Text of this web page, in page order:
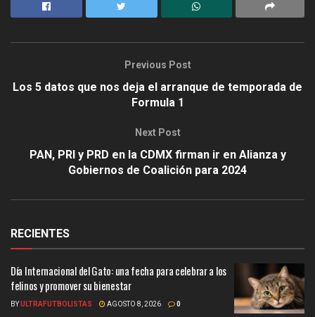
Previous Post
Los 5 datos que nos deja el arranque de temporada de
Formula 1
Next Post
PAN, PRI y PRD en la CDMX firman ir en Alianza y
Gobiernos de Coalición para 2024
RECIENTES
Día Internacional del Gato: una fecha para celebrar a los
felinos y promover su bienestar
BYULTRAFUTBOLISTAS AGOSTO 8, 2026 0